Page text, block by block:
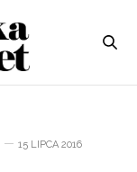
15 LIPCA 2016